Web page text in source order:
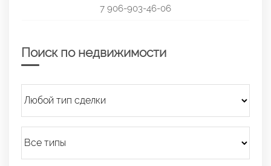
7 906-903-46-06
Поиск по недвижимости